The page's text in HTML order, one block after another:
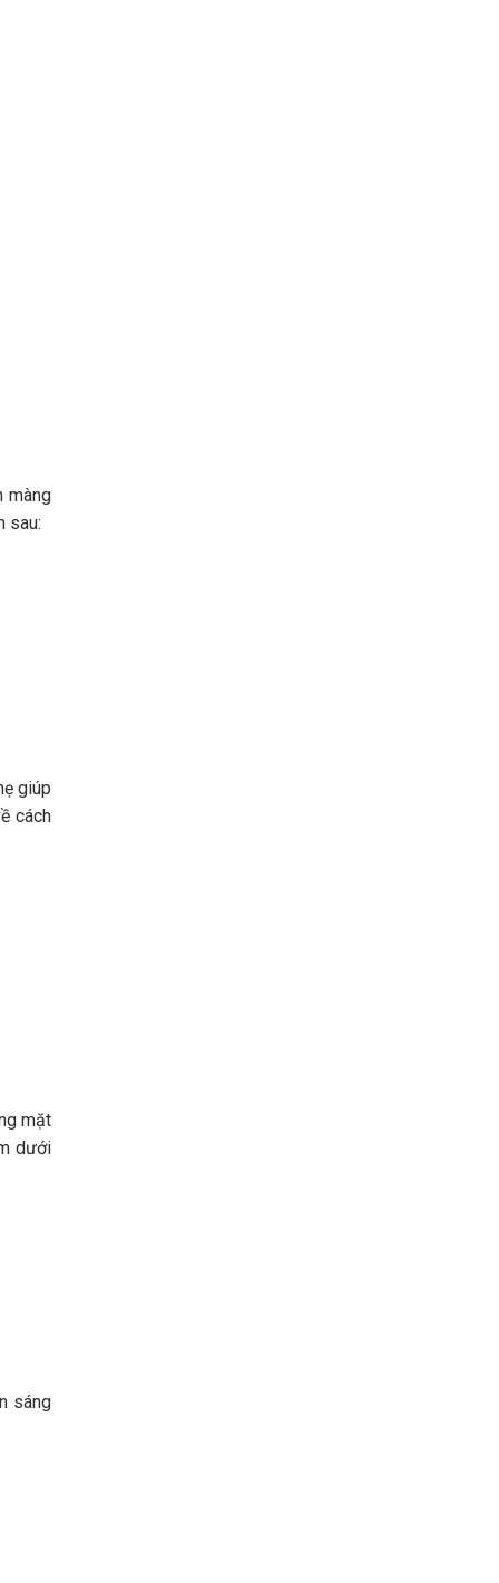
màng
sau:
giúp
cách
mặt
dưới
sáng